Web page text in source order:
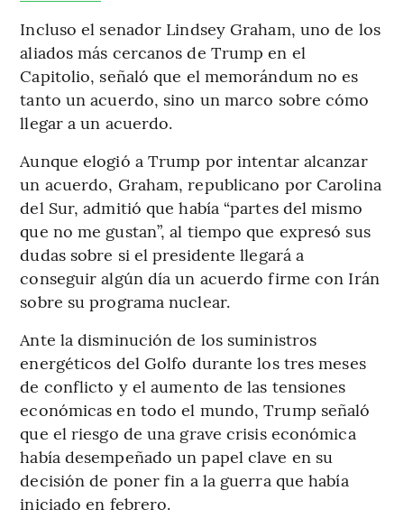
Incluso el senador Lindsey Graham, uno de los
aliados más cercanos de Trump en el
Capitolio, señaló que el memorándum no es
tanto un acuerdo, sino un marco sobre cómo
llegar a un acuerdo.
Aunque elogió a Trump por intentar alcanzar
un acuerdo, Graham, republicano por Carolina
del Sur, admitió que había “partes del mismo
que no me gustan”, al tiempo que expresó sus
dudas sobre si el presidente llegará a
conseguir algún día un acuerdo firme con Irán
sobre su programa nuclear.
Ante la disminución de los suministros
energéticos del Golfo durante los tres meses
de conflicto y el aumento de las tensiones
económicas en todo el mundo, Trump señaló
que el riesgo de una grave crisis económica
había desempeñado un papel clave en su
decisión de poner fin a la guerra que había
iniciado en febrero.